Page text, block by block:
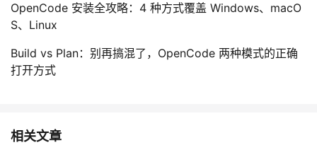
OpenCode 安装全攻略：4 种方式覆盖 Windows、macO
S、Linux
Build vs Plan：别再搞混了，OpenCode 两种模式的正确
打开方式
相关文章